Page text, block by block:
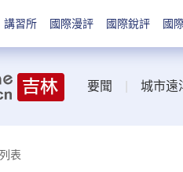
講習所 國際漫評 國際銳評 國
要聞 城市遠
表